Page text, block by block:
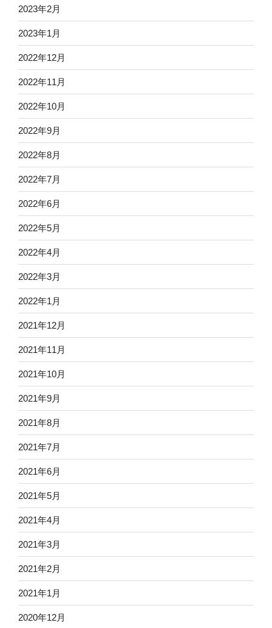
2023年2月
2023年1月
2022年12月
2022年11月
2022年10月
2022年9月
2022年8月
2022年7月
2022年6月
2022年5月
2022年4月
2022年3月
2022年1月
2021年12月
2021年11月
2021年10月
2021年9月
2021年8月
2021年7月
2021年6月
2021年5月
2021年4月
2021年3月
2021年2月
2021年1月
2020年12月